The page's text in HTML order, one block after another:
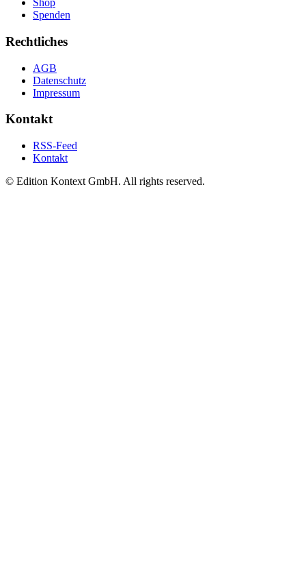
Shop
Spenden
Rechtliches
AGB
Datenschutz
Impressum
Kontakt
RSS-Feed
Kontakt
© Edition Kontext GmbH. All rights reserved.